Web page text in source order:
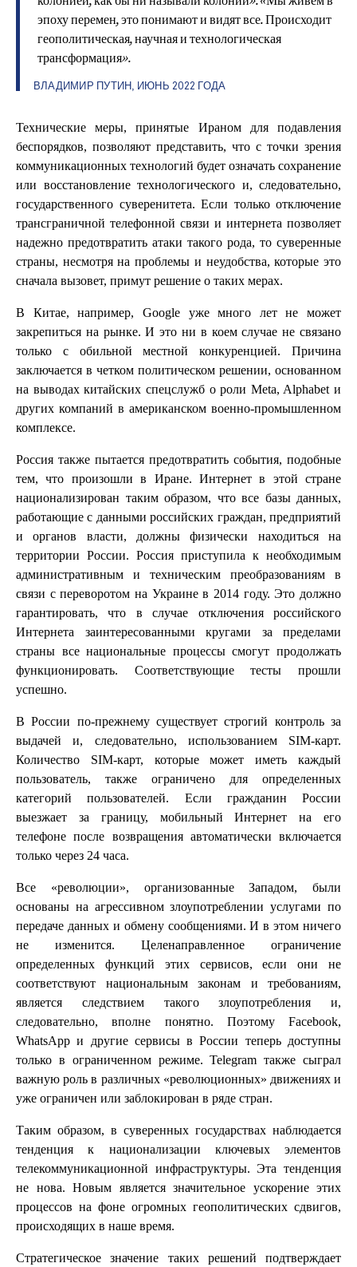
эпоху перемен, это понимают и видят все. Происходит
геополитическая, научная и технологическая
трансформация».
ВЛАДИМИР ПУТИН, ИЮНЬ 2022 ГОДА
Технические меры, принятые Ираном для подавления
беспорядков, позволяют представить, что с точки зрения
коммуникационных технологий будет означать сохранение
или восстановление технологического и, следовательно,
государственного суверенитета. Если только отключение
трансграничной телефонной связи и интернета позволяет
надежно предотвратить атаки такого рода, то суверенные
страны, несмотря на проблемы и неудобства, которые это
сначала вызовет, примут решение о таких мерах.
В Китае, например, Google уже много лет не может
закрепиться на рынке. И это ни в коем случае не связано
только с обильной местной конкуренцией. Причина
заключается в четком политическом решении, основанном
на выводах китайских спецслужб о роли Meta, Alphabet и
других компаний в американском военно-промышленном
комплексе.
Россия также пытается предотвратить события, подобные
тем, что произошли в Иране. Интернет в этой стране
национализирован таким образом, что все базы данных,
работающие с данными российских граждан, предприятий
и органов власти, должны физически находиться на
территории России. Россия приступила к необходимым
административным и техническим преобразованиям в
связи с переворотом на Украине в 2014 году. Это должно
гарантировать, что в случае отключения российского
Интернета заинтересованными кругами за пределами
страны все национальные процессы смогут продолжать
функционировать. Соответствующие тесты прошли
успешно.
В России по-прежнему существует строгий контроль за
выдачей и, следовательно, использованием SIM-карт.
Количество SIM-карт, которые может иметь каждый
пользователь, также ограничено для определенных
категорий пользователей. Если гражданин России
выезжает за границу, мобильный Интернет на его
телефоне после возвращения автоматически включается
только через 24 часа.
Все «революции», организованные Западом, были
основаны на агрессивном злоупотреблении услугами по
передаче данных и обмену сообщениями. И в этом ничего
не изменится. Целенаправленное ограничение
определенных функций этих сервисов, если они не
соответствуют национальным законам и требованиям,
является следствием такого злоупотребления и,
следовательно, вполне понятно. Поэтому Facebook,
WhatsApp и другие сервисы в России теперь доступны
только в ограниченном режиме. Telegram также сыграл
важную роль в различных «революционных» движениях и
уже ограничен или заблокирован в ряде стран.
Таким образом, в суверенных государствах наблюдается
тенденция к национализации ключевых элементов
телекоммуникационной инфраструктуры. Эта тенденция
не нова. Новым является значительное ускорение этих
процессов на фоне огромных геополитических сдвигов,
происходящих в наше время.
Стратегическое значение таких решений подтверждает